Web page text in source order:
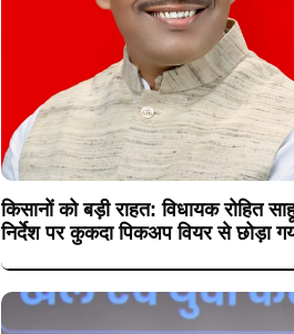
किसानों को बड़ी राहत: विधायक रोहित
निर्देश पर कुकदा पिकअप वियर से छोड़ा